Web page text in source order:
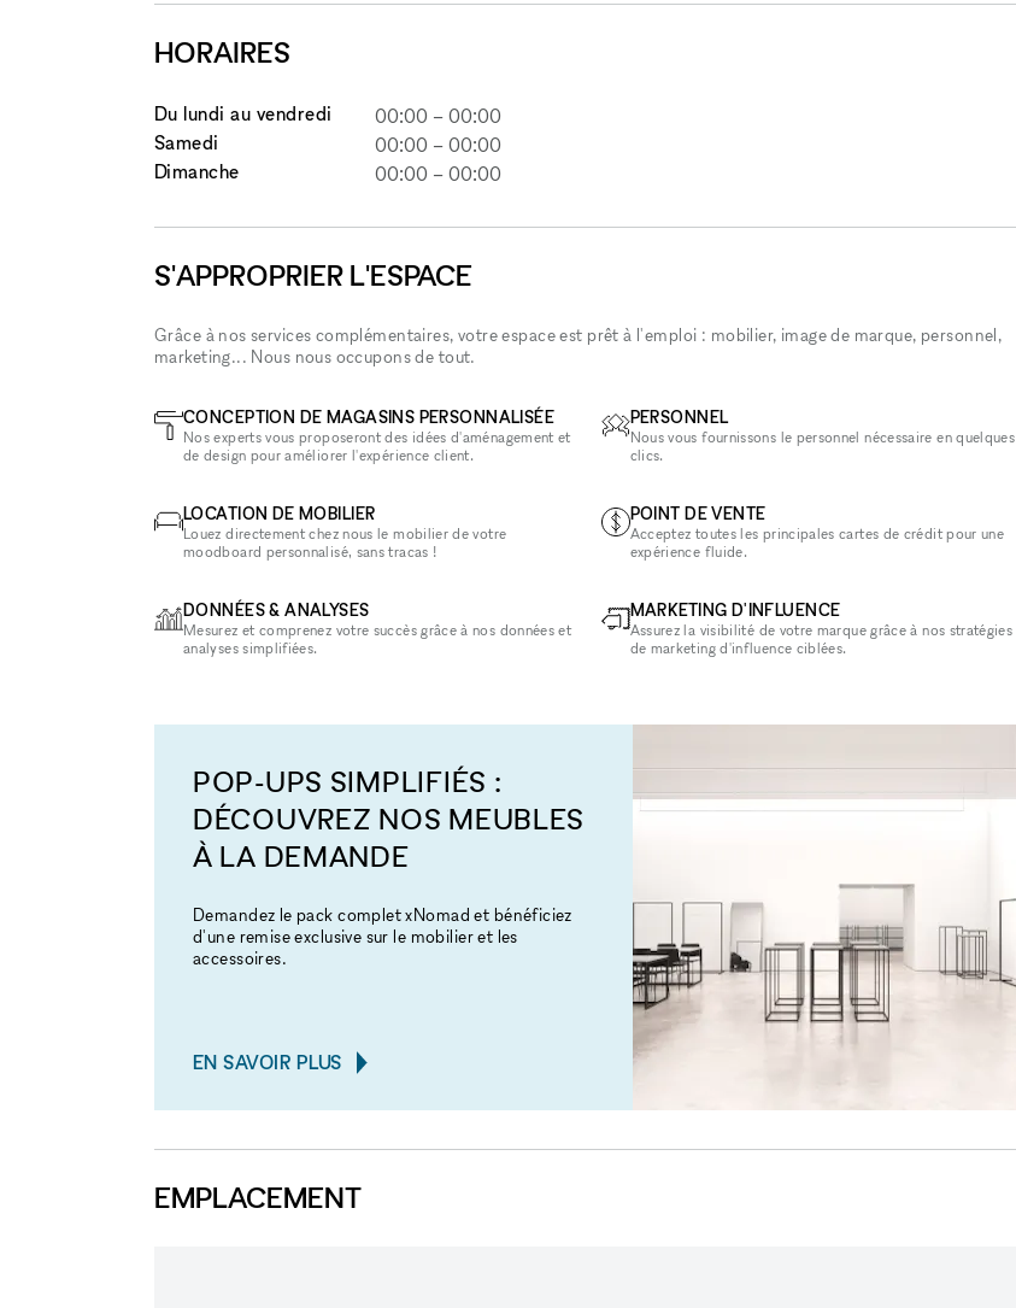
HORAIRES
Du lundi au vendredi 00:00 –00:00
Samedi
00:00 –00:00
Dimanche
00:00 –00:00
S'APPROPRIER L'ESPACE
Grâce à nos services complémentaires, votre espace est prêt à l'emploi : mobilier, image de marque, personnel,
marketing... Nous nous occupons de tout.
CONCEPTION DE MAGASINS PERSONNALISÉE
Nos experts vous proposeront des idées d'aménagement et
de design pour améliorer l'expérience client.
LOCATION DE MOBILIER
Louez directement chez nous le mobilier de votre
moodboard personnalisé, sans tracas !
DONNÉES & ANALYSES
Mesurez et comprenez votre succès grâce à nos données et
analyses simplifiées.
PERSONNEL
Nous vous fournissons le personnel nécessaire en quelques
clics.
POINT DE VENTE
Acceptez toutes les principales cartes de crédit pour une
expérience fluide.
MARKETING D'INFLUENCE
Assurez la visibilité de votre marque grâce à nos stratégies
de marketing d'influence ciblées.
POP-UPS SIMPLIFIÉS :
DÉCOUVREZ NOS MEUBLES
À LA DEMANDE
Demandez le pack complet xNomad et bénéficiez
d'une remise exclusive sur le mobilier et les
accessoires.
EN SAVOIR PLUS
EMPLACEMENT